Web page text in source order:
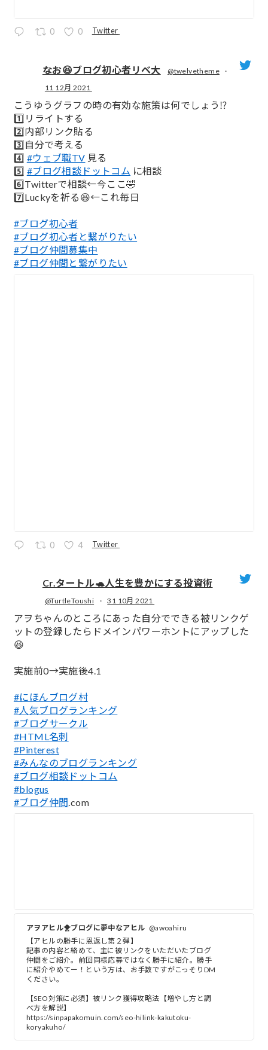
0 0 Twitter
なお😆ブログ初心者リベ大 @twelvetheme
·
11 12月 2021
こうゆうグラフの時の有効な施策は何でしょう⁉️
1️⃣リライトする
2️⃣内部リンク貼る
3️⃣自分で考える
4️⃣ #ウェブ職TV 見る
5️⃣ #ブログ相談ドットコム に相談
6️⃣Twitterで相談←今ここ🤣
7️⃣Luckyを祈る😆←これ毎日
#ブログ初心者
#ブログ初心者と繋がりたい
#ブログ仲間募集中
#ブログ仲間と繋がりたい
0 4 Twitter
Cr.タートル🐢人生を豊かにする投資術
@TurtleToushi · 31 10月 2021
アヲちゃんのところにあった自分でできる被リンクゲ
ットの登録したらドメインパワーホントにアップした
😆
実施前0→実施後4.1
#にほんブログ村
#人気ブログランキング
#ブログサークル
#HTML名刺
#Pinterest
#みんなのブログランキング
#ブログ相談ドットコム
#blogus
#ブログ仲間.com
アヲアヒル🐥ブログに夢中なアヒル @awoahiru
【アヒルの勝手に恩返し第２弾】
記事の内容と絡めて、主に被リンクをいただいたブログ
仲間をご紹介。前回同様応募ではなく勝手に紹介。勝手
に紹介やめてー！という方は、お手数ですがこっそりDM
ください。
【SEO対策に必須】被リンク獲得攻略法【増やし方と調
べ方を解説】
https://sinpapakomuin.com/seo-hilink-kakutoku-
koryakuho/